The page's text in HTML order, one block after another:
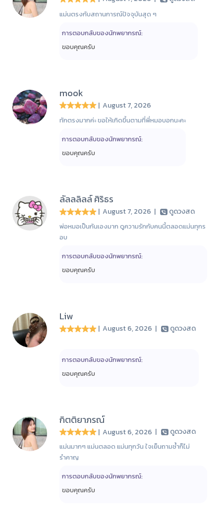
แม่นตรงกับสถานการณ์ปัจจุบันสุด ๆ
การตอบกลับของนักพยากรณ์:
ขอบคุณครับ
mook
| August 7, 2026
ทักตรงมากค่ะ ขอให้เกิดขึ้นตามที่พี่หมอบอกนะคะ
การตอบกลับของนักพยากรณ์:
ขอบคุณครับ
ลัลลลิลล์ ศิริธร
| August 7, 2026 | ดูดวงสด
พ่อหมอเป็นกันเองมาก ดูความรักกับคนนี้ตลอดแม่นทุกร
อบ
การตอบกลับของนักพยากรณ์:
ขอบคุณครับ
Liw
| August 6, 2026 | ดูดวงสด
การตอบกลับของนักพยากรณ์:
ขอบคุณครับ
กิตติยาภรณ์
| August 6, 2026 | ดูดวงสด
แม่นมากๆ แม่นตลอด แม่นทุกวัน ใจเย็นถามซ้ำก็ไม่
รำคาญ
การตอบกลับของนักพยากรณ์:
ขอบคุณครับ